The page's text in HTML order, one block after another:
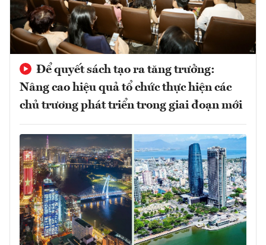
Để quyết sách tạo ra tăng trưởng:
Nâng cao hiệu quả tổ chức thực hiện các
chủ trương phát triển trong giai đoạn mới